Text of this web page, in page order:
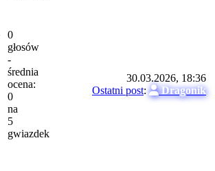
0
głosów
-
średnia
ocena:
0
na
5
gwiazdek
30.03.2026, 18:36
Ostatni post: Dragonik